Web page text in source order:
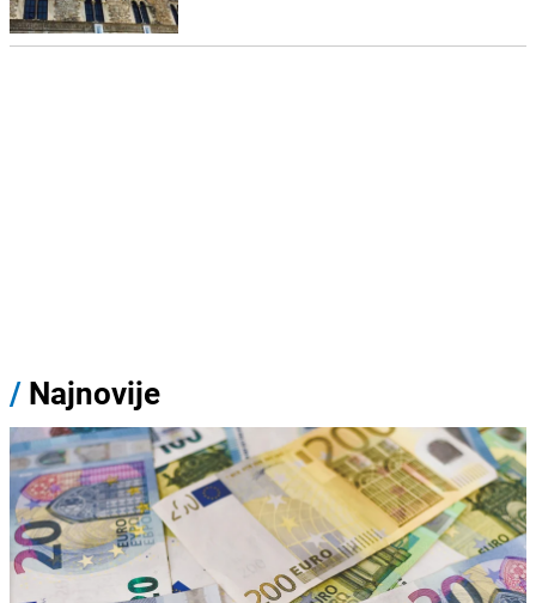
/ Najnovije